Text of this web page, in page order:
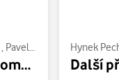
, Pavel Soukup Václav
Trapný konec rytíře Bartoloměje
Hynek